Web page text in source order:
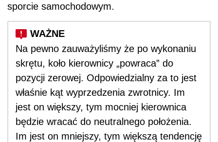
sporcie samochodowym.
Na pewno zauważyliśmy że po wykonaniu
skrętu, koło kierownicy „powraca” do
pozycji zerowej. Odpowiedzialny za to jest
właśnie kąt wyprzedzenia zwrotnicy. Im
jest on większy, tym mocniej kierownica
będzie wracać do neutralnego położenia.
Im jest on mniejszy, tym większą tendencję